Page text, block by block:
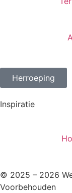
Herroeping
Inspiratie
© 2025 – 2026
Voorbehouden